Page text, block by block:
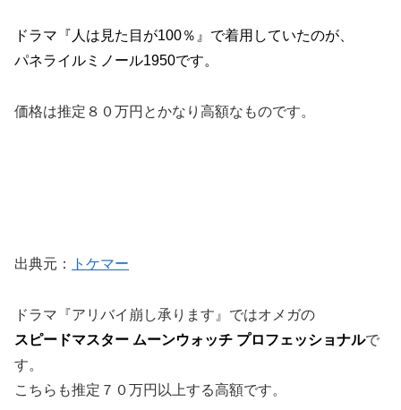
ドラマ『人は見た目が100％』で着用していたのが、
パネライルミノール1950です。
価格は推定８０万円とかなり高額なものです。
出典元： トケマー
ドラマ『アリバイ崩し承ります』ではオメガの
スピードマスター ムーンウォッチ プロフェッショナルで
す。
こちらも推定７０万円以上する高額です。